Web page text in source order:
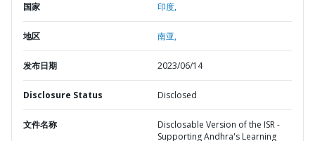
国家 印度,
地区 南亚,
发布日期 2023/06/14
Disclosure Status Disclosed
文件名称
Disclosable Version of the ISR -
Supporting Andhra's Learning